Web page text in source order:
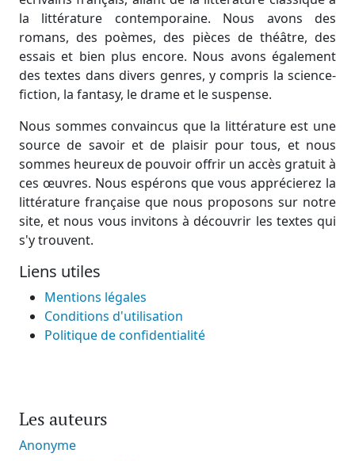
la littérature contemporaine. Nous avons des
romans, des poèmes, des pièces de théâtre, des
essais et bien plus encore. Nous avons également
des textes dans divers genres, y compris la science-
fiction, la fantasy, le drame et le suspense.
Nous sommes convaincus que la littérature est une
source de savoir et de plaisir pour tous, et nous
sommes heureux de pouvoir offrir un accès gratuit à
ces œuvres. Nous espérons que vous apprécierez la
littérature française que nous proposons sur notre
site, et nous vous invitons à découvrir les textes qui
s'y trouvent.
Liens utiles
Mentions légales
Conditions d'utilisation
Politique de confidentialité
Les auteurs
Anonyme